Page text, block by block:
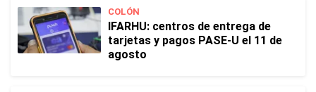
COLÓN
IFARHU: centros de entrega de
tarjetas y pagos PASE-U el 11 de
agosto